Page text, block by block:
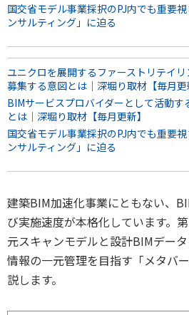
国交省モデル事業採択のPJ内でも重要
ンサルティング」に迫る
ユニクロを展開するファーストリテイ
募集する意図とは｜深堀り取材【毎月更
BIMサービスプロバイダーとして活動
とは｜深堀り取材【毎月更新】
国交省モデル事業採択のPJ内でも重要
ンサルティング」に迫る
建築BIM加速化事業にともない、
び実施速度が本格化しています。
元スキャンモデルと設計BIMデー
情報の一元管理を目指す「メタバ
説します。